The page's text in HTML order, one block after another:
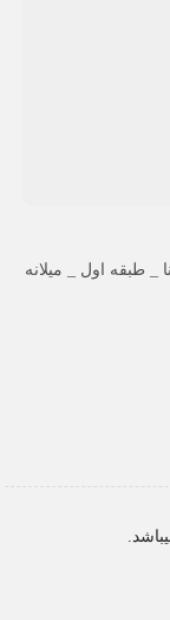
_ طبقه اول _ میلانه